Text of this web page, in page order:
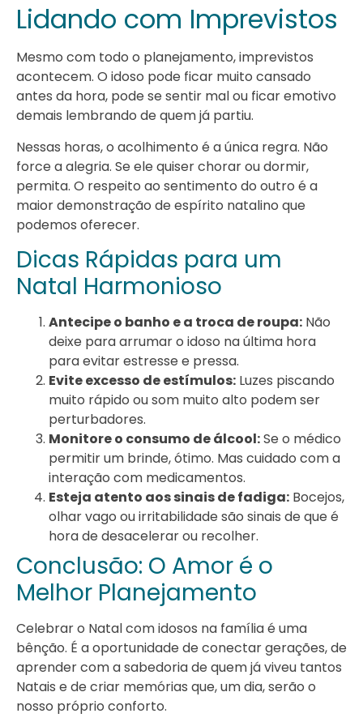
Lidando com Imprevistos
Mesmo com todo o planejamento, imprevistos
acontecem. O idoso pode ficar muito cansado
antes da hora, pode se sentir mal ou ficar emotivo
demais lembrando de quem já partiu.
Nessas horas, o acolhimento é a única regra. Não
force a alegria. Se ele quiser chorar ou dormir,
permita. O respeito ao sentimento do outro é a
maior demonstração de espírito natalino que
podemos oferecer.
Dicas Rápidas para um
Natal Harmonioso
Antecipe o banho e a troca de roupa: Não
deixe para arrumar o idoso na última hora
para evitar estresse e pressa.
Evite excesso de estímulos: Luzes piscando
muito rápido ou som muito alto podem ser
perturbadores.
Monitore o consumo de álcool:Se o médico
permitir um brinde, ótimo. Mas cuidado com a
interação com medicamentos.
Esteja atento aos sinais de fadiga: Bocejos,
olhar vago ou irritabilidade são sinais de que é
hora de desacelerar ou recolher.
Conclusão: O Amor é o
Melhor Planejamento
Celebrar o Natal com idosos na família é uma
bênção. É a oportunidade de conectar gerações, de
aprender com a sabedoria de quem já viveu tantos
Natais e de criar memórias que, um dia, serão o
nosso próprio conforto.